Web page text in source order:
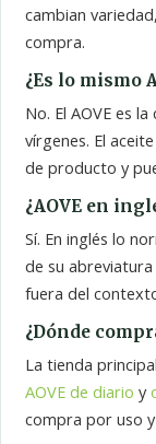
cambian
compra.
¿Es lo mismo
No. El AOVE es
vírgenes. El
de producto y
¿AOVE en
Sí. En inglés lo
de su abreviatura
fuera del
¿Dónde
La tienda
AOVE de diario y
compra por uso